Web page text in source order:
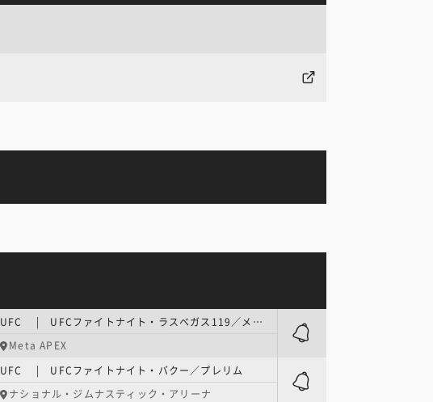
UFC | UFCファイトナイト・ラスベガス119／メインカード
Meta APEX
UFC | UFCファイトナイト・バクー／プレリム
ナショナル・ジムナスティック・アリーナ